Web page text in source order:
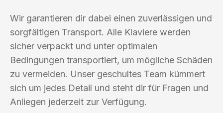
Wir garantieren dir dabei einen zuverlässigen und
sorgfältigen Transport. Alle Klaviere werden
sicher verpackt und unter optimalen
Bedingungen transportiert, um mögliche Schäden
zu vermeiden. Unser geschultes Team kümmert
sich um jedes Detail und steht dir für Fragen und
Anliegen jederzeit zur Verfügung.